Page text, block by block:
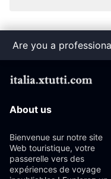
Are you a
About us
Bienvenue sur notre site
Web touristique, votre
passerelle vers des
expériences de voyage